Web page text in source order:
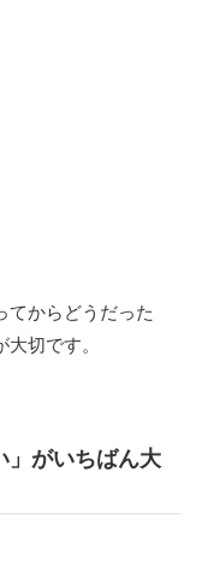
てからどうだった
切です。
」がいちばん大